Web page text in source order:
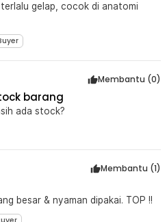
gelap, cocok di anatomi
Membantu (0)
barang
ada stock?
Membantu (1)
besar & nyaman dipakai. TOP !!